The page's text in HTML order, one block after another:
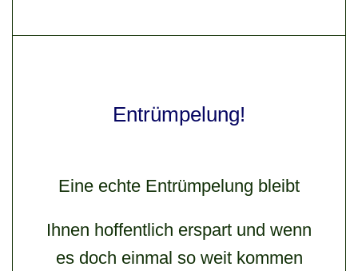
Entrümpelung!
Eine echte Entrümpelung bleibt
Ihnen hoffentlich erspart und wenn
es doch einmal so weit kommen